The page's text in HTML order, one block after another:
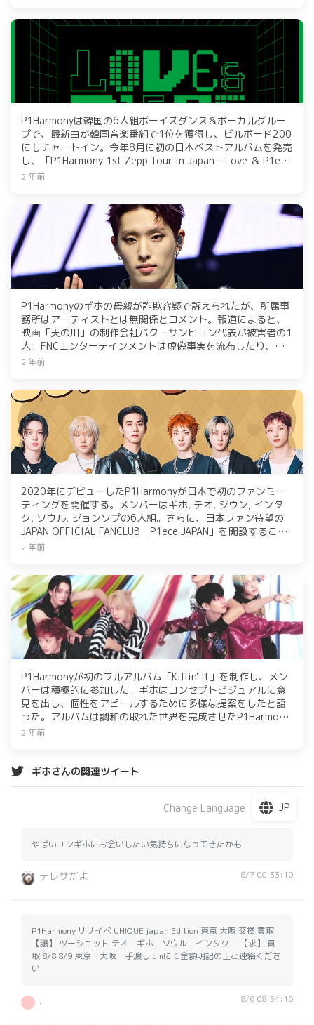
れる予定。リリースイベントやツアーも予定されているの
で、ファンは要チェックだ。
P1Harmonyは韓国の6人組ボーイズダンス＆ボーカルグルー
プで、最新曲が韓国音楽番組で1位を獲得し、ビルボード200
にもチャートイン。今年8月に初の日本ベストアルバムを発売
し、「P1Harmony 1st Zepp Tour in Japan - Love ＆ P1ece
-」を開催する。メンバーはKEEHO、THEO、JIUNG、
る。
2 年前
P1Harmonyのギホの母親が詐欺容疑で訴えられたが、所属事
務所はアーティストとは無関係とコメント。報道によると、
映画「天の川」の制作会社パク・サンヒョン代表が被害者の1
人。FNCエンターテインメントは虚偽事実を流布したり、ア
ーティストを誹謗中傷する行為に厳重に対応すると明らかに
2 年前
2020年にデビューしたP1Harmonyが日本で初のファンミー
ティングを開催する。メンバーはギホ, テオ, ジウン, インタ
ク, ソウル, ジョンソプの6人組。さらに、日本ファン待望の
JAPAN OFFICIAL FANCLUB「P1ece JAPAN」を開設すること
も発表。グローバルな活動を展開し、アメリカのチャートで1
プンは2月14日に決定。ファンクラブでは、P1Harmonyの来
日イベント等のチケット先行予約受付はもちろん、最新情報
やファンクラブ会員のみ見ることのできる多彩なコンテンツ
を準備中。ファンクラブは、2月14日正午より入会可能で、
P1HarmonyのJapan公式X（旧Twitter）を通じて告知され
る。P1Harmony 1st FANMEETING IN JAPAN “JUMP vs
ット先行受付が2月14日（水）より開始される。また、バレ
ンタインデーである2月14日に、P1HarmonyのJAPAN
OFFICIAL WEBSITE及びFANCLUBのオープンも決定。ファン
クラブでは、P1Harmonyの来日イベント等のチケット先行予
約受付はもちろん、最新情報やファンクラブ会員のみ見るこ
2 年前
P1Harmonyが初のフルアルバム「Killin' It」を制作し、メン
バーは積極的に参加した。ギホはコンセプトビジュアルに意
見を出し、個性をアピールするために多様な提案をしたと語
った。アルバムは調和の取れた世界を完成させたP1Harmony
のメッセージを込めており、タイトル曲は彼らの自信を表現
2 年前
ギホさんの関連ツイート
Change Language JP
やばいユンギホにお会いしたい気持ちになってきたかも
テレサだよ 8/7 00:33:10
P1Harmony リリイベ UNIQUE japan Edition 東京 大阪 交換 買取
【譲】 ツーショット テオ ギホ ソウル インタク 【求】 買
取 8/8 8/9 東京 大阪 手渡し dmにて金額明記の上ご連絡くださ
い
. 8/6 08:54:16